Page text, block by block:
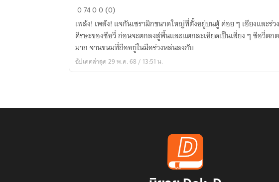
เกิด
ใหม่
เริ่ม
ต้น
ด้วย
นิ้ว
07400 (0)
เพล้ง! เพล้ง! แจกันเซรามิกขนาดใหญ่ที่ตั้งอยู่บนตู้ ค่อย ๆ เอียงและร่ว
ศีรษะของซีอวี่ ก่อนจะตกลงสู่พื้นและแตกละเอียดเป็นเสี่ยง ๆ ซีอวี่ตก
มาก จานขนมที่ถืออยู่ในมือร่วงหล่นลงกับ
อัปเดตล่าสุด 29 พ.ค. 68 / 13:51 น.